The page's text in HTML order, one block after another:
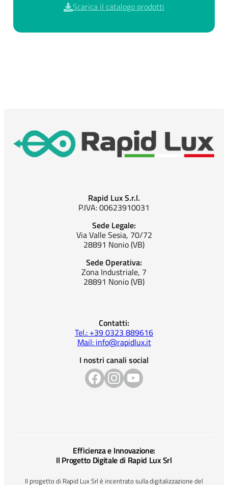
Scarica il catalogo prodotti
Rapid Lux S.r.l.
P.IVA: 00623910031
Sede Legale:
Via Valle Sesia, 70/72
28891 Nonio (VB)
Sede Operativa:
Zona Industriale, 7
28891 Nonio (VB)
Contatti:
Tel.: +39 0323 889616
Mail: info@rapidlux.it
I nostri canali social
Efficienza e Innovazione:
Il Progetto Digitale di Rapid Lux Srl
Il progetto di Rapid Lux Srl è incentrato sulla digitalizzazione del